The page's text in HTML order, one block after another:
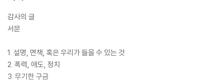
감사의 글
서문
1. 설명, 면책, 혹은 우리가 들을 수 있는 것
2. 폭력, 애도, 정치
3. 무기한 구금